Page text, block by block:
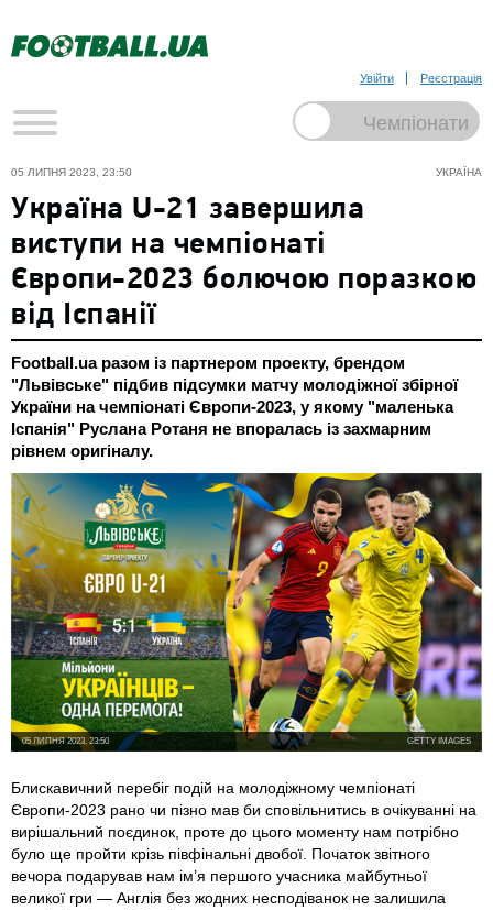
Увійти Реєстрація
УКРАЇНА
05 ЛИПНЯ 2023, 23:50
Україна U-21 завершила
виступи на чемпіонаті
Європи-2023 болючою поразкою
від Іспанії
Football.ua разом із партнером проекту, брендом
"Львівське" підбив підсумки матчу молодіжної збірної
України на чемпіонаті Європи-2023, у якому "маленька
Іспанія" Руслана Ротаня не впоралась із захмарним
рівнем оригіналу.
GETTY IMAGES
05 ЛИПНЯ 2023, 23:50
Блискавичний перебіг подій на молодіжному чемпіонаті
Європи-2023 рано чи пізно мав би сповільнитись в очікуванні на
вирішальний поєдинок, проте до цього моменту нам потрібно
було ще пройти крізь півфінальні двобої. Початок звітного
вечора подарував нам ім’я першого учасника майбутньої
великої гри — Англія без жодних несподіванок не залишила